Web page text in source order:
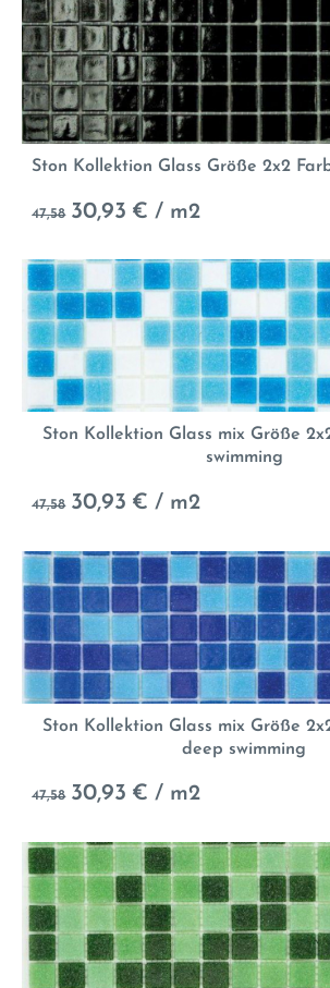
Ston Kollektion Glass Größe 2x2
47,58 30,93 € / m2
Ston Kollektion Glass mix Größe
swimming
47,58 30,93 € / m2
Ston Kollektion Glass mix Größe
deep swimming
47,58 30,93 € / m2